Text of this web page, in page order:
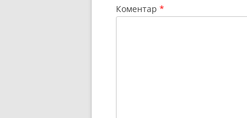
Коментар *